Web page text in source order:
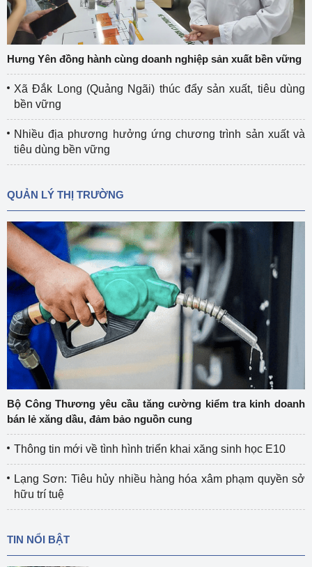
Hưng Yên đồng hành cùng doanh nghiệp sản xuất bền vững
Xã Đắk Long (Quảng Ngãi) thúc đẩy sản xuất, tiêu dùng
bền vững
Nhiều địa phương hưởng ứng chương trình sản xuất và
tiêu dùng bền vững
QUẢN LÝ THỊ TRƯỜNG
Bộ Công Thương yêu cầu tăng cường kiểm tra kinh doanh
bán lẻ xăng dầu, đảm bảo nguồn cung
Thông tin mới về tình hình triển khai xăng sinh học E10
Lạng Sơn: Tiêu hủy nhiều hàng hóa xâm phạm quyền sở
hữu trí tuệ
TIN NỔI BẬT